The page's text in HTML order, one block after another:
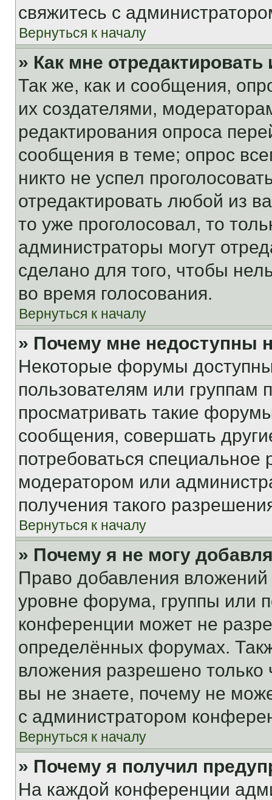
свяжитесь с
Вернуться к началу
» Как мне
Так же, как и сообщения,
их создателями,
редактирования опроса
сообщения в теме; опрос
никто не успел
отредактировать любой из
то уже проголосовал, то
администраторы могут
сделано для того, чтобы
во время голосования.
Вернуться к началу
» Почему мне недоступны
Некоторые форумы
пользователям или группам
просматривать такие
сообщения, совершать
потребоваться
модератором или
получения такого
Вернуться к началу
» Почему я не могу
Право добавления
уровне форума, группы или
конференции может не
определённых форумах.
вложения разрешено
вы не знаете, почему не
с администратором
Вернуться к началу
» Почему я получил
На каждой конференции